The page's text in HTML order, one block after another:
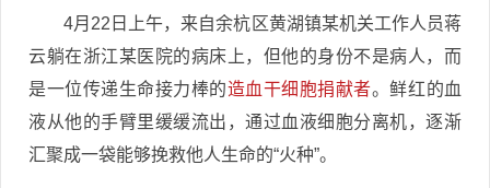
4月22日上午，来自余杭区黄湖镇某机关工作人员蒋
云躺在浙江某医院的病床上，但他的身份不是病人，而
是一位传递生命接力棒的造血干细胞捐献者。鲜红的血
液从他的手臂里缓缓流出，通过血液细胞分离机，逐渐
汇聚成一袋能够挽救他人生命的“火种”。